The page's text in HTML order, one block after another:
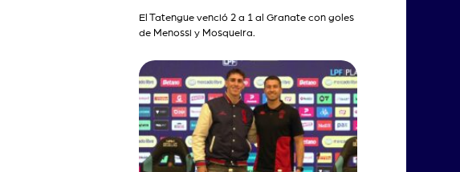
El Tatengue venció 2 a 1 al Granate con goles
de Menossi y Mosqueira.